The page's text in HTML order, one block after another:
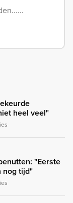
heel veel"
"Eerste
nog tijd"